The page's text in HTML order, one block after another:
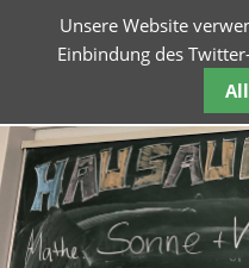
Unsere Website
Einbindung des